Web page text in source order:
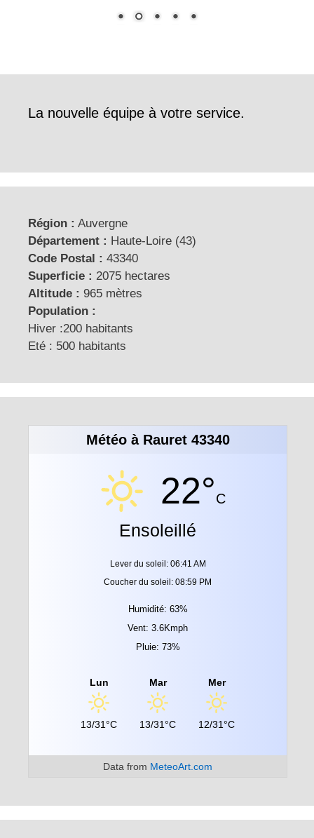
La nouvelle équipe à votre service.
Région : Auvergne
Département : Haute-Loire (43)
Code Postal : 43340
Superficie : 2075 hectares
Altitude : 965 mètres
Population :
Hiver :200 habitants
Eté : 500 habitants
Météo à Rauret 43340
22°C
Ensoleillé
Lever du soleil: 06:41 AM
Coucher du soleil: 08:59 PM
Humidité: 63%
Vent: 3.6Kmph
Pluie: 73%
Lun
13/31°C
Mar
13/31°C
Mer
12/31°C
Data from MeteoArt.com